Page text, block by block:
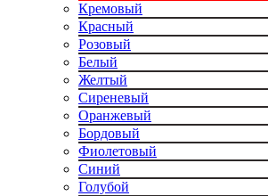
Кремовый
Красный
Розовый
Белый
Желтый
Сиреневый
Оранжевый
Бордовый
Фиолетовый
Синий
Голубой